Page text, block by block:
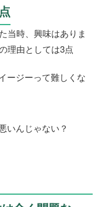
当時、興味はありま
理由としては3点
ージーって難しくな
いんじゃない？